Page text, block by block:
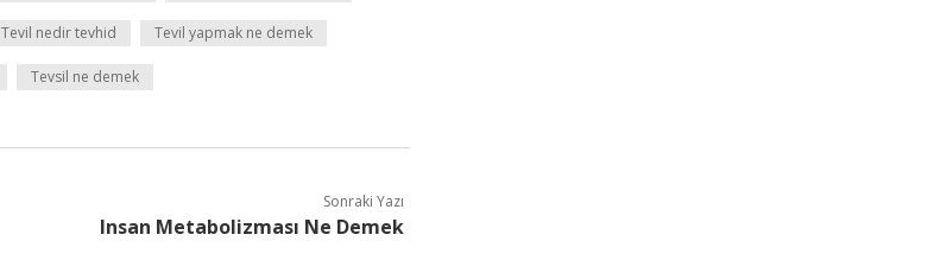
Tevil nedir tevhid Tevil yapmak ne demek
Tevsil ne demek
Sonraki Yazı
Insan Metabolizması Ne Demek